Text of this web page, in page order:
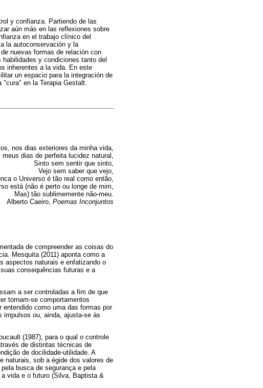
y confianza. Partiendo de las
aún más en las reflexiones sobre
en el trabajo clínico del
la autoconservación y la
nuevas formas de relación con
y condiciones tanto del
inherentes a la vida. En este
un espacio para la integración de
"cura" en la Terapia Gestalt.
nos dias exteriores da minha vida,
meus dias de perfeita lucidez natural,
Sinto sem sentir que sinto,
Vejo sem saber que vejo,
o Universo é tão real como então,
está (não é perto ou longe de mim,
Mas) tão sublimemente não-meu.
Alberto Caeiro, Poemas Inconjuntos
de compreender as coisas do
Mesquita (2011) aponta como a
aspectos naturais e enfatizando o
consequências futuras e a
a ser controladas a fim de que
tornam-se comportamentos
entendido como uma das formas por
ou, ainda, ajusta-se às
(1987), para o qual o controle
de distintas técnicas de
de docilidade-utilidade. A
naturais, sob a égide dos valores de
busca de segurança e pela
vida e o futuro (Silva, Baptista &